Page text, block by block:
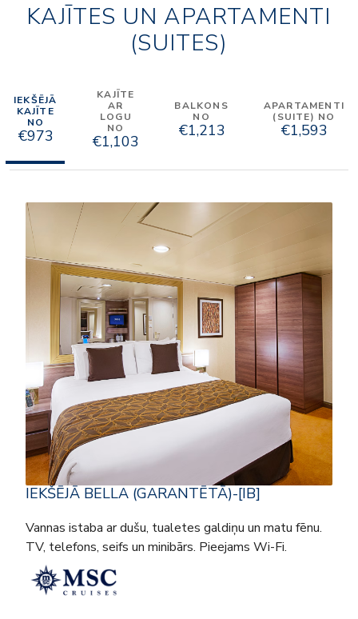
KAJĪTES UN APARTAMENTI
(SUITES)
IEKŠĒJĀ
KAJĪTE
NO
€973
KAJĪTE
AR
LOGU
NO
€1,103
BALKONS
NO
€1,213
APARTAMENTI
(SUITE) NO
€1,593
IEKŠĒJĀ BELLA (GARANTĒTĀ)-[IB]
Vannas istaba ar dušu, tualetes galdiņu un matu fēnu.
TV, telefons, seifs un minibārs. Pieejams Wi-Fi.